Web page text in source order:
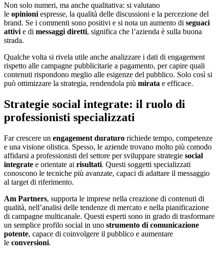
Non solo numeri, ma anche qualitativa: si valutano
le opinioni espresse, la qualità delle discussioni e la percezione del
brand. Se i commenti sono positivi e si nota un aumento di seguaci
attivi e di messaggi diretti, significa che l’azienda è sulla buona
strada.
Qualche volta si rivela utile anche analizzare i dati di engagement
rispetto alle campagne pubblicitarie a pagamento, per capire quali
contenuti rispondono meglio alle esigenze del pubblico. Solo così si
può ottimizzare la strategia, rendendola più mirata e efficace.
Strategie social integrate: il ruolo di
professionisti specializzati
Far crescere un engagement duraturo richiede tempo, competenze
e una visione olistica. Spesso, le aziende trovano molto più comodo
affidarsi a professionisti del settore per sviluppare strategie social
integrate e orientate ai risultati. Questi soggetti specializzati
conoscono le tecniche più avanzate, capaci di adattare il messaggio
al target di riferimento.
Am Partners, supporta le imprese nella creazione di contenuti di
qualità, nell’analisi delle tendenze di mercato e nella pianificazione
di campagne multicanale. Questi esperti sono in grado di trasformare
un semplice profilo social in uno strumento di comunicazione
potente, capace di coinvolgere il pubblico e aumentare
le conversioni.